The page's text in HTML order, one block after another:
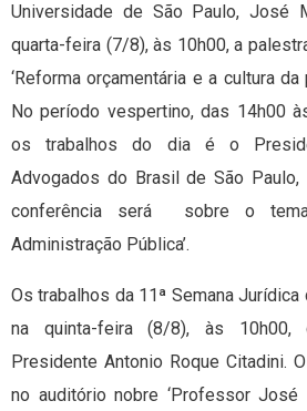
Universidade de São Paulo, José
quarta-feira (7/8), às 10h00, a
‘Reforma orçamentária e a cultura da
No período vespertino, das 14h00
os trabalhos do dia é o
Advogados do Brasil de São Paulo,
conferência será sobre o
Administração Pública’.
Os trabalhos da 11ª Semana Jurídica
na quinta-feira (8/8), às 10h00,
Presidente Antonio Roque Citadini.
no auditório nobre ‘Professor José